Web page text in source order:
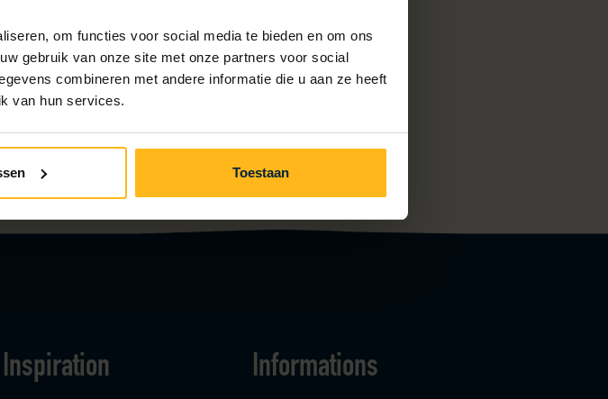
om functies voor social media te bieden en om ons
gebruik van onze site met onze partners voor social
combineren met andere informatie die u aan ze heeft
van hun services.
Toestaan
Inspiration Informations